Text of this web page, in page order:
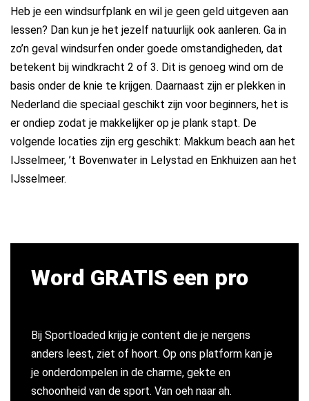
Heb je een windsurfplank en wil je geen geld uitgeven aan
lessen? Dan kun je het jezelf natuurlijk ook aanleren. Ga in
zo’n geval windsurfen onder goede omstandigheden, dat
betekent bij windkracht 2 of 3. Dit is genoeg wind om de
basis onder de knie te krijgen. Daarnaast zijn er plekken in
Nederland die speciaal geschikt zijn voor beginners, het is
er ondiep zodat je makkelijker op je plank stapt. De
volgende locaties zijn erg geschikt: Makkum beach aan het
IJsselmeer, ’t Bovenwater in Lelystad en Enkhuizen aan het
IJsselmeer.
Word GRATIS een pro
Bij Sportloaded krijg je content die je nergens
anders leest, ziet of hoort. Op ons platform kan je
je onderdompelen in de charme, gekte en
schoonheid van de sport. Van oeh naar ah.